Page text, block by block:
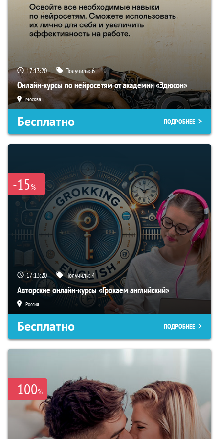
17:13:19 Получили:6
Онлайн-курсы по нейросетям от академии «Эдюсон»
Москва
Бесплатно ПОДРОБНЕЕ
-15%
17:13:19 Получили:4
Авторские онлайн-курсы «Грокаем английский»
Россия
Бесплатно ПОДРОБНЕЕ
-100%